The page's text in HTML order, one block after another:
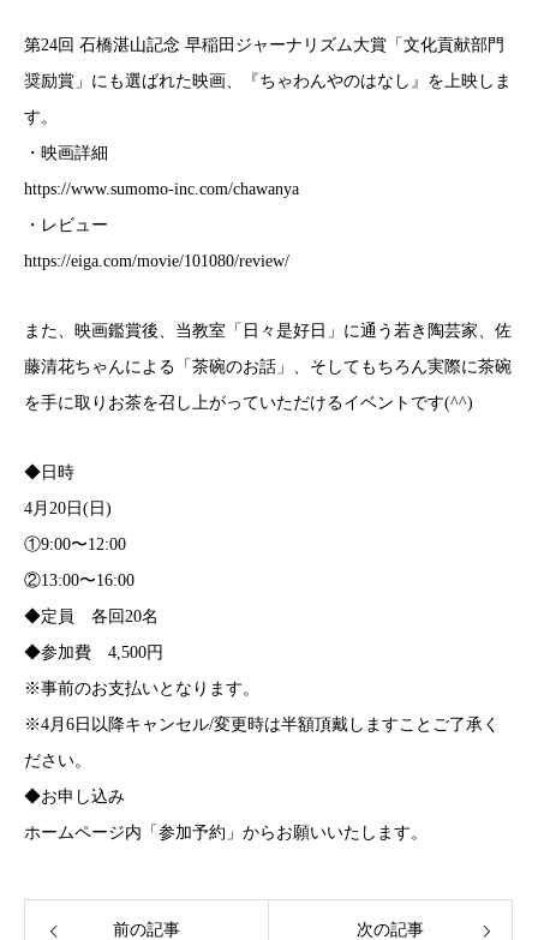
第24回 石橋湛山記念 早稲田ジャーナリズム大賞「文化貢献部門
奨励賞」にも選ばれた映画、『ちゃわんやのはなし』を上映しま
す。
・映画詳細
https://www.sumomo-inc.com/chawanya
・レビュー
https://eiga.com/movie/101080/review/
また、映画鑑賞後、当教室「日々是好日」に通う若き陶芸家、佐
藤清花ちゃんによる「茶碗のお話」、そしてもちろん実際に茶碗
を手に取りお茶を召し上がっていただけるイベントです(^^)
◆日時
4月20日(日)
①9:00〜12:00
②13:00〜16:00
◆定員 各回20名
◆参加費 4,500円
※事前のお支払いとなります。
※4月6日以降キャンセル/変更時は半額頂戴しますことご了承く
ださい。
◆お申し込み
ホームページ内「参加予約」からお願いいたします。
前の記事 次の記事